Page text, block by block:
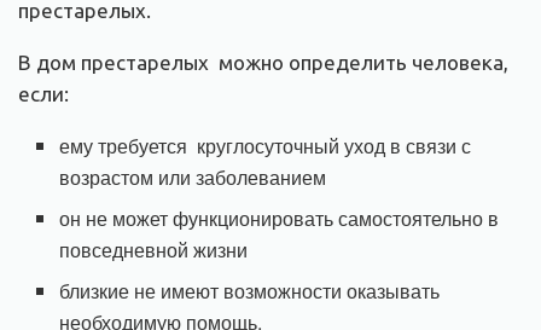
престарелых.
В дом престарелых можно определить человека,
если:
ему требуется круглосуточный уход в связи с
возрастом или заболеванием
он не может функционировать самостоятельно в
повседневной жизни
близкие не имеют возможности оказывать
необходимую помощь.